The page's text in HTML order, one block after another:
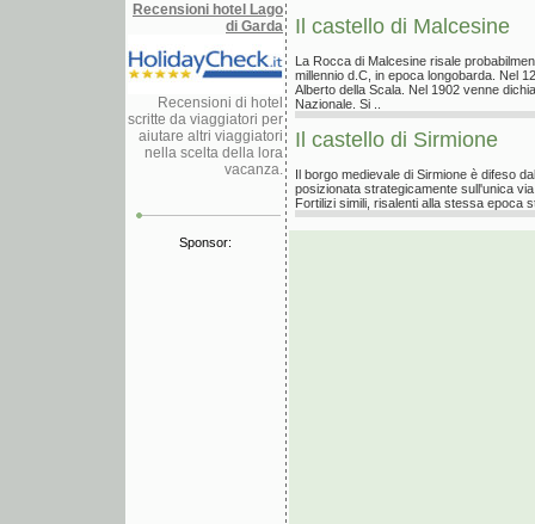
Recensioni hotel Lago
di Garda
Recensioni di hotel
scritte da viaggiatori per
aiutare altri viaggiatori
nella scelta della lora
vacanza.
Sponsor:
Il castello di Malcesine
La Rocca di Malcesine risale
millennio d.C, in epoca longobarda. Nel
Alberto della Scala. Nel 1902 venne
Nazionale. Si ..
Il castello di Sirmione
Il borgo medievale di Sirmione è difeso
posizionata strategicamente sull'unica
Fortilizi simili, risalenti alla stessa epoca